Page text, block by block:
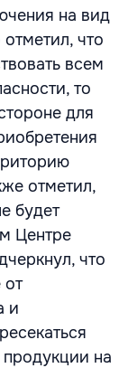
на вид
что
всем
то
для
отметил,
будет
Центре
что
от
и
продукции на